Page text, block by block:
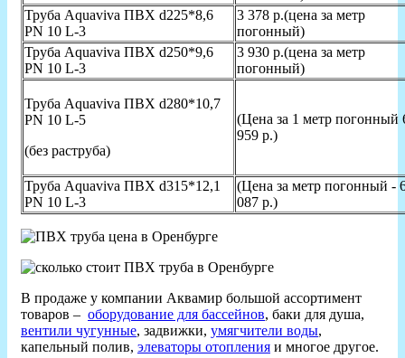
Труба Aquaviva ПВХ d225*8,6
PN 10 L-3
3 378 р.(цена за метр
погонный)
Труба Aquaviva ПВХ d250*9,6
PN 10 L-3
3 930 р.(цена за метр
погонный)
Труба Aquaviva ПВХ d280*10,7
PN 10 L-5
(без раструба)
(Цена за 1 метр погонный
959 р.)
Труба Aquaviva ПВХ d315*12,1
PN 10 L-3
(Цена за метр погонный -
087 р.)
В продаже у компании Аквамир большой ассортимент
товаров – оборудование для бассейнов, баки для душа,
вентили чугунные, задвижки, умягчители воды,
капельный полив, элеваторы отопления и многое другое.